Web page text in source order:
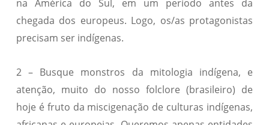
na América do Sul, em um período antes da
chegada dos europeus. Logo, os/as protagonistas
precisam ser indígenas.
2 – Busque monstros da mitologia indígena, e
atenção, muito do nosso folclore (brasileiro) de
hoje é fruto da miscigenação de culturas indígenas,